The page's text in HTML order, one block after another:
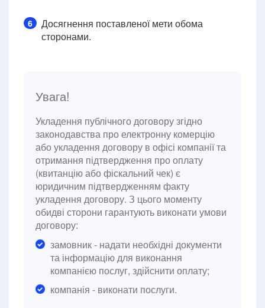
6
Досягнення поставленої мети обома
сторонами.
Увага!
Укладення публічного договору згідно
законодавства про електронну комерцію
або укладення договору в офісі компанії та
отримання підтвердження про оплату
(квитанцію або фіскальний чек) є
юридичним підтвердженням факту
укладення договору. З цього моменту
обидві сторони гарантують виконати умови
договору:
замовник - надати необхідні документи
та інформацію для виконання
компанією послуг, здійснити оплату;
компанія - виконати послуги.